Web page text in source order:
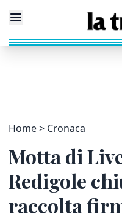
Home Cronaca
Motta di
Redigole
raccolta